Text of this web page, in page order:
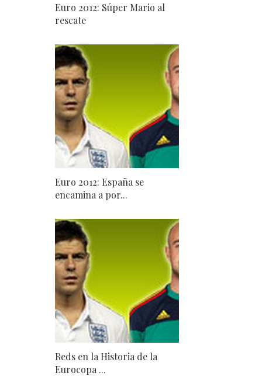
Euro 2012: Súper Mario al
rescate
Euro 2012: España se
encamina a por...
Reds en la Historia de la
Eurocopa ...